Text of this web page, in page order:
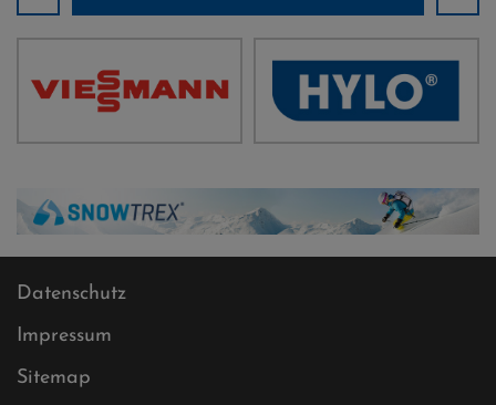
Datenschutz
Impressum